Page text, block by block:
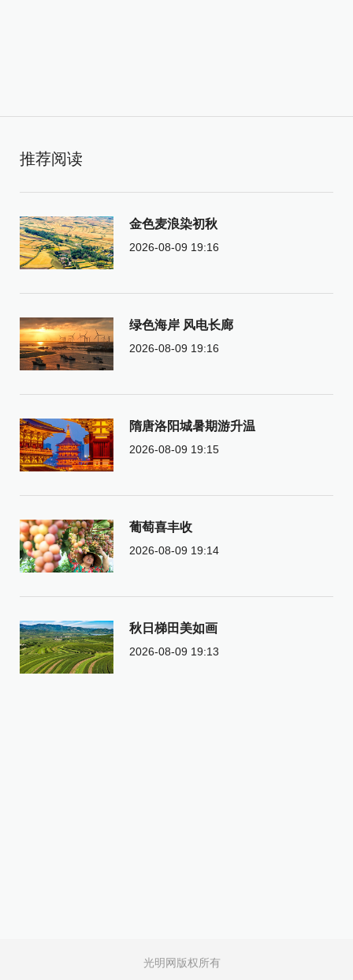
推荐阅读
金色麦浪染初秋
2026-08-09 19:16
绿色海岸 风电长廊
2026-08-09 19:16
隋唐洛阳城暑期游升温
2026-08-09 19:15
葡萄喜丰收
2026-08-09 19:14
秋日梯田美如画
2026-08-09 19:13
光明网版权所有